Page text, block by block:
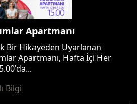
Apartmanı
Bir Hikayeden Uyarlanan
Apartmanı, Hafta İçi Her
Bilgi